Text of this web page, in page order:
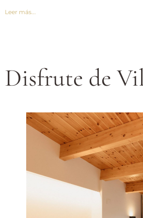
Leer más...
Disfrute de